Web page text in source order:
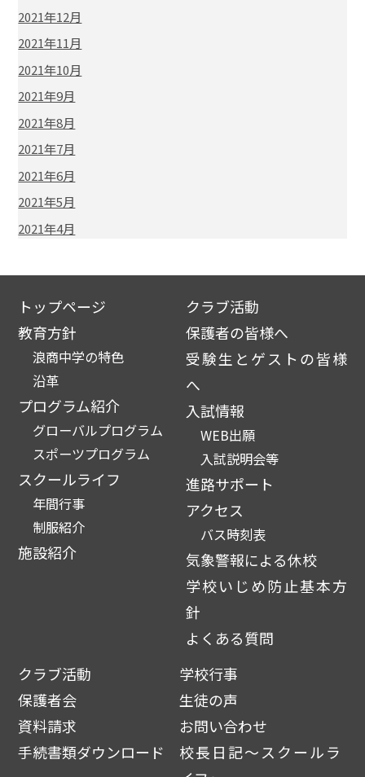
2021年12月
2021年11月
2021年10月
2021年9月
2021年8月
2021年7月
2021年6月
2021年5月
2021年4月
トップページ
教育方針
浪商中学の特色
沿革
プログラム紹介
グローバルプログラム
スポーツプログラム
スクールライフ
年間行事
制服紹介
施設紹介
クラブ活動
保護者の皆様へ
受験生とゲストの皆様
へ
入試情報
WEB出願
入試説明会等
進路サポート
アクセス
バス時刻表
気象警報による休校
学校いじめ防止基本方
針
よくある質問
クラブ活動
学校行事
保護者会
生徒の声
資料請求
お問い合わせ
手続書類ダウンロード
校長日記～スクールラ